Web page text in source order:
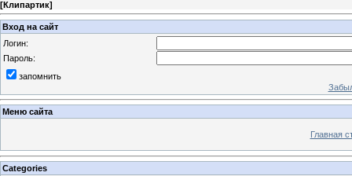
[Клипартик]
Вход на сайт
Логин:
Пароль:
запомнить
Меню сайта
Главная
Categories